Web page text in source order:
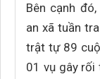
Bên cạnh
an xã tuần
trật tự 89
01 vụ gây rối